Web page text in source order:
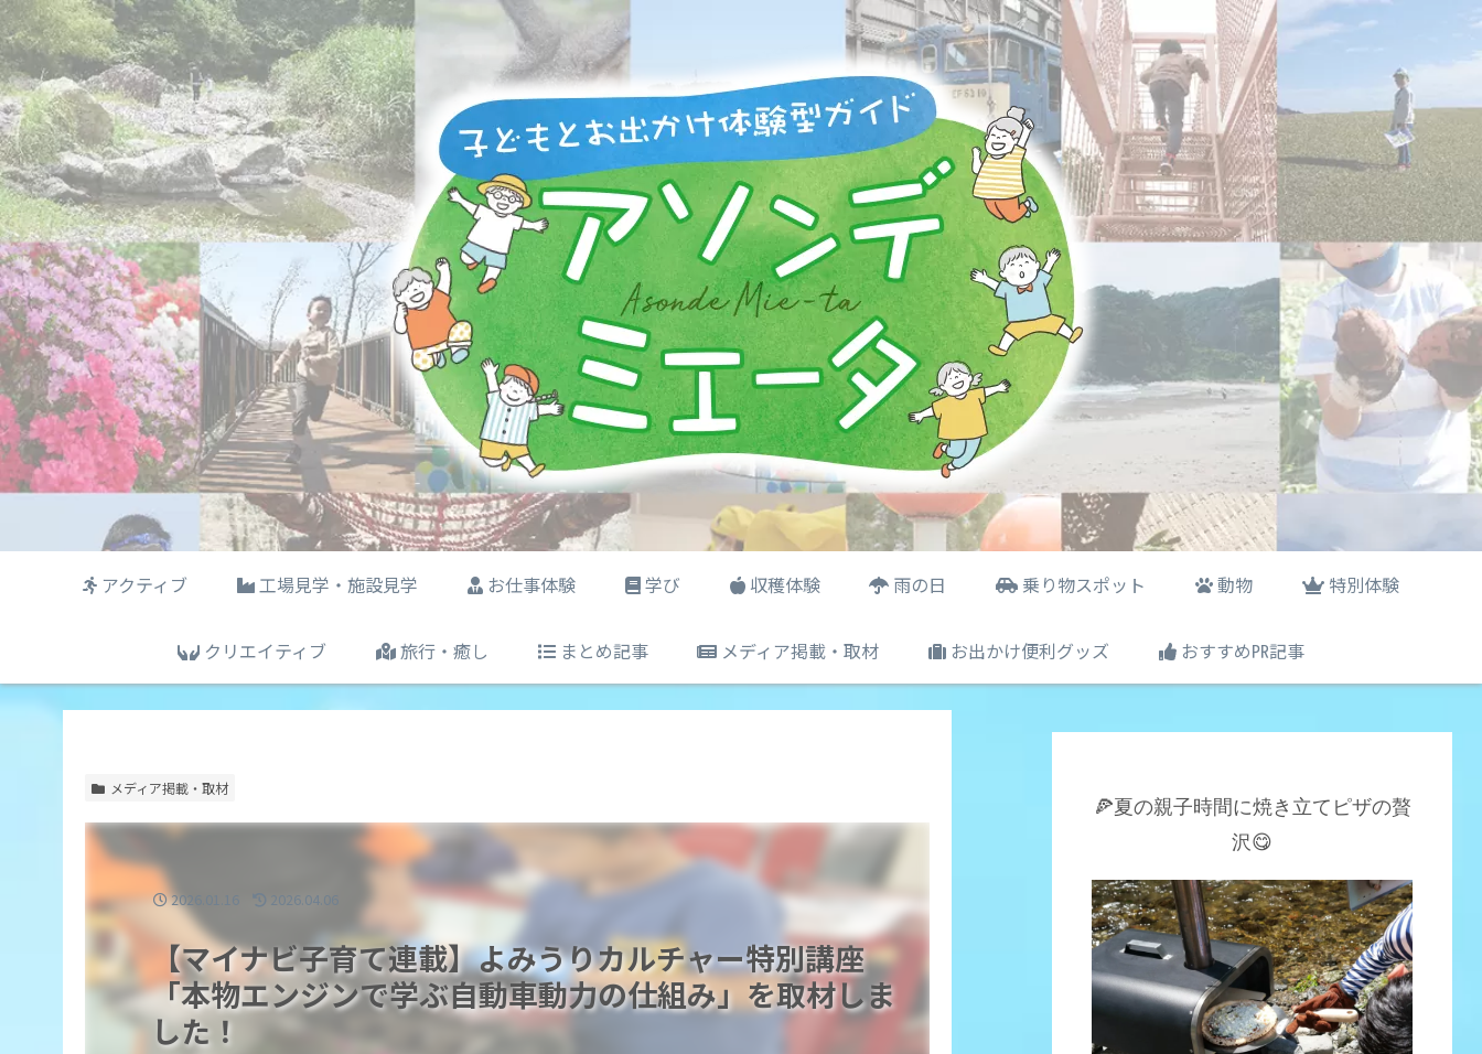
アクティブ 工場見学・施設見学 お仕事体験 学び 収穫体験 雨の日 乗り物スポット 動物 特別体験
クリエイティブ 旅行・癒し まとめ記事 メディア掲載・取材 お出かけ便利グッズ おすすめ㏚記事
メディア掲載・取材
【マイナビ子育て連載】よみうりカルチャー特別講座
「本物エンジンで学ぶ自動車動力の仕組み」を取材しま
した！
2026.01.16 2026.04.06
🍕夏の親子時間に焼き立てピザの贅
沢😋